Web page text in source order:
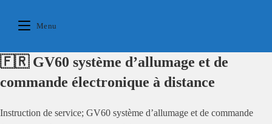
Menu
🇫🇷 GV60 système d’allumage et de
commande électronique à distance
Instruction de service; GV60 système d’allumage et de commande